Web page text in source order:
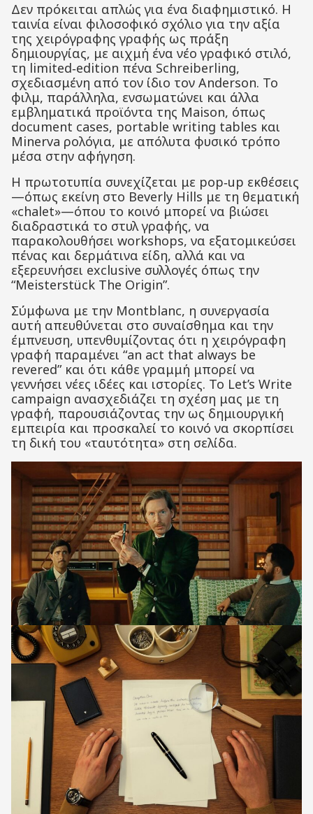
Δεν πρόκειται απλώς για ένα διαφημιστικό. Η
ταινία είναι φιλοσοφικό σχόλιο για την αξία
της χειρόγραφης γραφής ως πράξη
δημιουργίας, με αιχμή ένα νέο γραφικό στιλό,
τη limited‑edition πένα Schreiberling,
σχεδιασμένη από τον ίδιο τον Anderson. Το
φιλμ, παράλληλα, ενσωματώνει και άλλα
εμβληματικά προϊόντα της Maison, όπως
document cases, portable writing tables και
Minerva ρολόγια, με απόλυτα φυσικό τρόπο
μέσα στην αφήγηση.
Η πρωτοτυπία συνεχίζεται με pop‑up εκθέσεις
—όπως εκείνη στο Beverly Hills με τη θεματική
«chalet»—όπου το κοινό μπορεί να βιώσει
διαδραστικά το στυλ γραφής, να
παρακολουθήσει workshops, να εξατομικεύσει
πένας και δερμάτινα είδη, αλλά και να
εξερευνήσει exclusive συλλογές όπως την
“Meisterstück The Origin”.
Σύμφωνα με την Montblanc, η συνεργασία
αυτή απευθύνεται στο συναίσθημα και την
έμπνευση, υπενθυμίζοντας ότι η χειρόγραφη
γραφή παραμένει “an act that always be
revered” και ότι κάθε γραμμή μπορεί να
γεννήσει νέες ιδέες και ιστορίες. Το Let’s Write
campaign ανασχεδιάζει τη σχέση μας με τη
γραφή, παρουσιάζοντας την ως δημιουργική
εμπειρία και προσκαλεί το κοινό να σκορπίσει
τη δική του «ταυτότητα» στη σελίδα.